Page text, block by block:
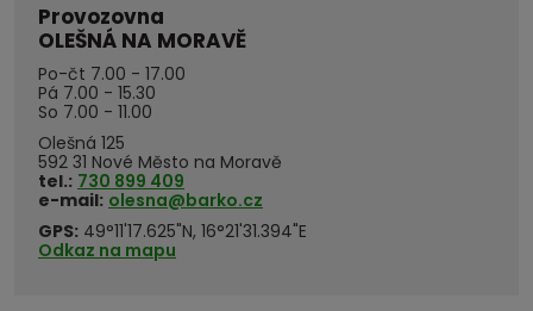
Provozovna
OLEŠNÁ NA MORAVĚ
Po-čt 7.00 - 17.00
Pá 7.00 - 15.30
So 7.00 - 11.00
Olešná 125
592 31 Nové Město na Moravě
tel.: 730 899 409
e-mail: olesna@barko.cz
GPS: 49°11'17.625"N, 16°21'31.394"E
Odkaz na mapu